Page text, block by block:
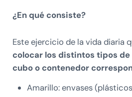
¿En qué consiste?
Este ejercicio de la vida diaria
colocar los distintos tipos
cubo o contenedor
Amarillo: envases